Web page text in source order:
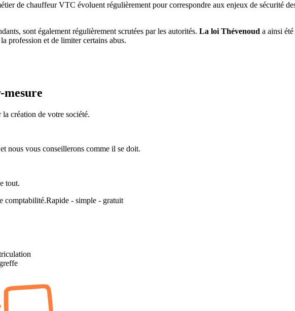
de chauffeur VTC évoluent régulièrement pour correspondre aux enjeux de sécurité
sont également régulièrement scrutées par les autorités. La loi Thévenoud a ainsi
profession et de limiter certains abus.
mesure
création de votre société.
nous vous conseillerons comme il se doit.
tout.
comptabilité.Rapide - simple - gratuit